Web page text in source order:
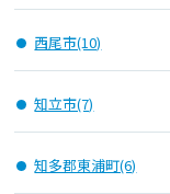
西尾市(10)
知立市(7)
知多郡東浦町(6)